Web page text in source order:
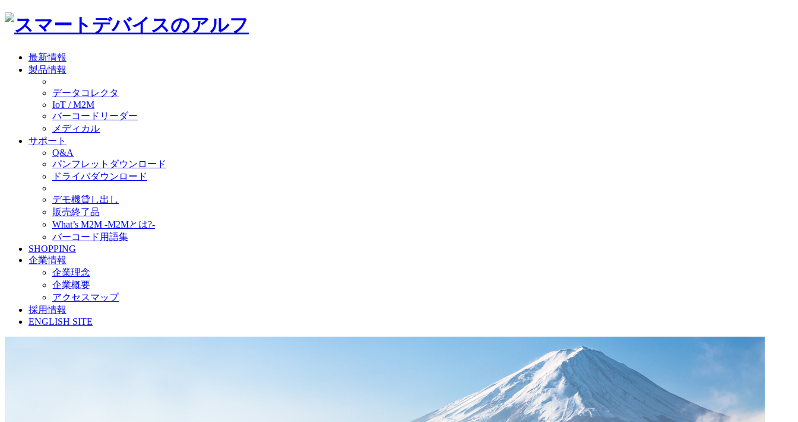
最新情報
製品情報
データコレクタ
IoT / M2M
バーコードリーダー
メディカル
サポート
Q&A
パンフレットダウンロード
ドライバダウンロード
デモ機貸し出し
販売終了品
What’s M2M -M2Mとは?-
バーコード用語集
SHOPPING
企業情報
企業理念
企業概要
アクセスマップ
採用情報
ENGLISH SITE